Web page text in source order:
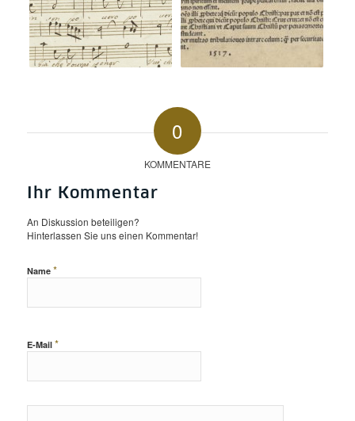
0
KOMMENTARE
Ihr Kommentar
An Diskussion beteiligen?
Hinterlassen Sie uns einen Kommentar!
Name *
E-Mail *